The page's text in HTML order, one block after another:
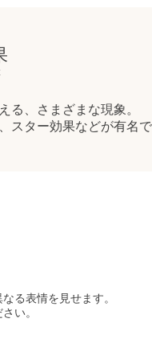
る、さまざまな現象。
スター効果などが有名
る表情を見せます。
い。